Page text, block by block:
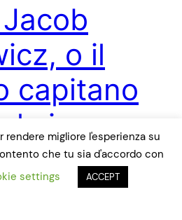
o il
capitano
cinema
un Don Chisciotte e un
nostri: lotta contro i mulini a
rendere migliore l'esperienza su
che tu sia d'accordo con
settings ACCEPT